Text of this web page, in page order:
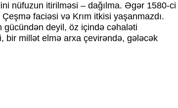
nüfuzun itirilməsi – dağılma. Əgər 1580-ci
faciəsi və Krım itkisi yaşanmazdı.
gücündən deyil, öz içində cəhaləti
bir millət elmə arxa çevirəndə, gələcək